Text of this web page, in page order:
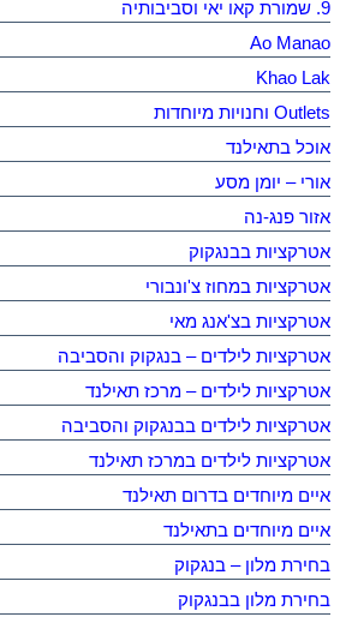
9. שמורת קאו יאי וסביבותיה
Ao Manao
Khao Lak
Outlets וחנויות מיוחדות
אוכל בתאילנד
אורי – יומן מסע
אזור פנג-נה
אטרקציות בבנגקוק
אטרקציות במחוז צ'ונבורי
אטרקציות בצ'אנג מאי
אטרקציות לילדים – בנגקוק והסביבה
אטרקציות לילדים – מרכז תאילנד
אטרקציות לילדים בבנגקוק והסביבה
אטרקציות לילדים במרכז תאילנד
איים מיוחדים בדרום תאילנד
איים מיוחדים בתאילנד
בחירת מלון – בנגקוק
בחירת מלון בבנגקוק